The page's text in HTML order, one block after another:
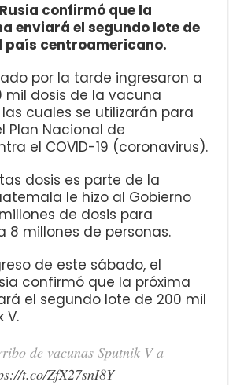
confirmó que la
enviará el segundo lote de
país centroamericano.
por la tarde ingresaron a
mil dosis de la vacuna
las cuales se utilizarán para
Plan Nacional de
el COVID-19 (coronavirus).
dosis es parte de la
le hizo al Gobierno
de dosis para
8 millones de personas.
de este sábado, el
confirmó que la próxima
el segundo lote de 200 mil
V.
de vacunas Sputnik V a
t.co/ZfX27snI8Y